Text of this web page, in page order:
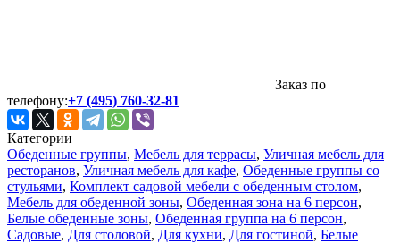
Заказ по
телефону:+7 (495) 760-32-81
Категории
Обеденные группы, Мебель для террасы, Уличная мебель для
ресторанов, Уличная мебель для кафе, Обеденные группы со
стульями, Комплект садовой мебели с обеденным столом,
Мебель для обеденной зоны, Обеденная зона на 6 персон,
Белые обеденные зоны, Обеденная группа на 6 персон,
Садовые, Для столовой, Для кухни, Для гостиной, Белые